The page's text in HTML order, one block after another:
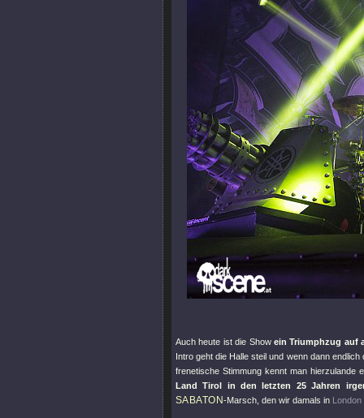
Auch heute ist die Show ein Triumphzug auf
Intro geht die Halle steil und wenn dann endlich
frenetische Stimmung kennt man hierzulande
Land Tirol in den letzten 25 Jahren
SABATON-Marsch, den wir damals in London